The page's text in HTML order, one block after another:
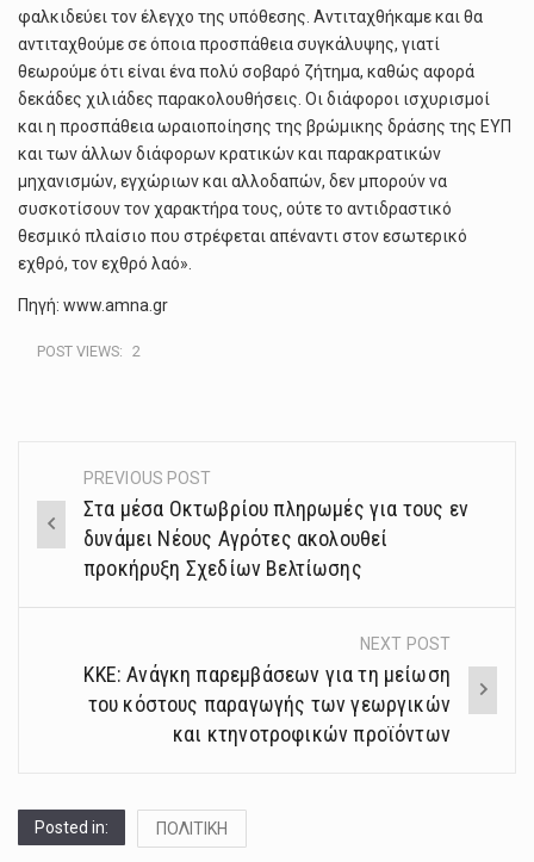
φαλκιδεύει τον έλεγχο της υπόθεσης. Αντιταχθήκαμε και θα
αντιταχθούμε σε όποια προσπάθεια συγκάλυψης, γιατί
θεωρούμε ότι είναι ένα πολύ σοβαρό ζήτημα, καθώς αφορά
δεκάδες χιλιάδες παρακολουθήσεις. Οι διάφοροι ισχυρισμοί
και η προσπάθεια ωραιοποίησης της βρώμικης δράσης της ΕΥΠ
και των άλλων διάφορων κρατικών και παρακρατικών
μηχανισμών, εγχώριων και αλλοδαπών, δεν μπορούν να
συσκοτίσουν τον χαρακτήρα τους, ούτε το αντιδραστικό
θεσμικό πλαίσιο που στρέφεται απέναντι στον εσωτερικό
εχθρό, τον εχθρό λαό».
Πηγή: www.amna.gr
POST VIEWS: 2
Post
navigation
PREVIOUS POST
Στα μέσα Οκτωβρίου πληρωμές για τους εν
δυνάμει Νέους Αγρότες ακολουθεί
προκήρυξη Σχεδίων Βελτίωσης
NEXT POST
ΚΚΕ: Ανάγκη παρεμβάσεων για τη μείωση
του κόστους παραγωγής των γεωργικών
και κτηνοτροφικών προϊόντων
Posted in: ΠΟΛΙΤΙΚΗ